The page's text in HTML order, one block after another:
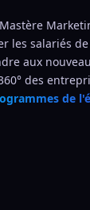
Mastère
les salariés
aux
des
de